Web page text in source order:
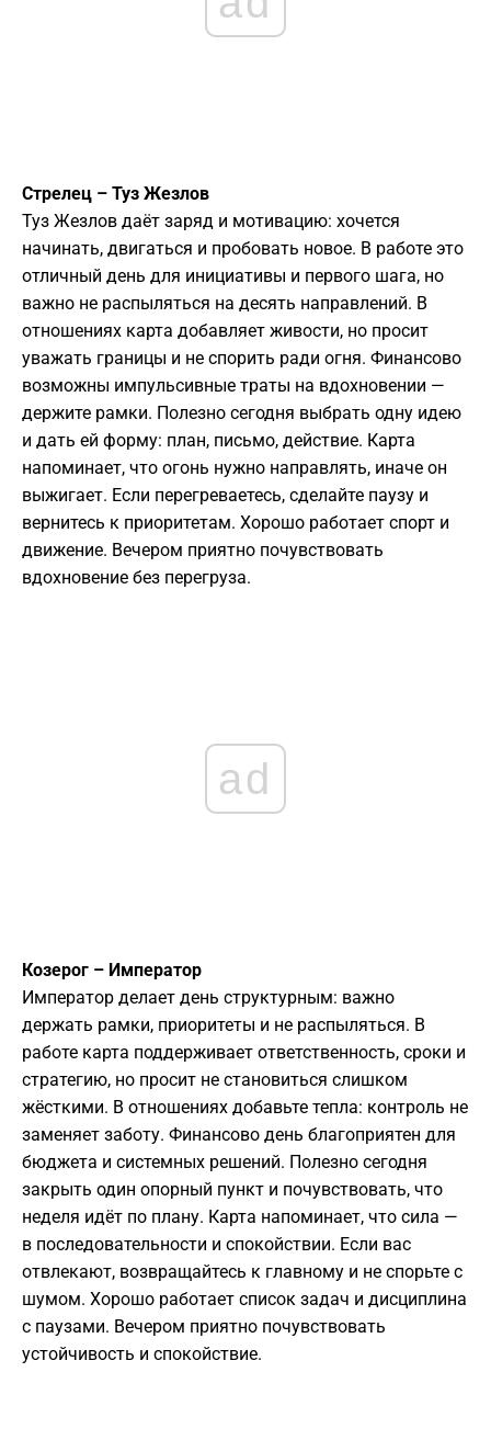
Стрелец – Туз Жезлов
Туз Жезлов даёт заряд и мотивацию: хочется
начинать, двигаться и пробовать новое. В работе это
отличный день для инициативы и первого шага, но
важно не распыляться на десять направлений. В
отношениях карта добавляет живости, но просит
уважать границы и не спорить ради огня. Финансово
возможны импульсивные траты на вдохновении —
держите рамки. Полезно сегодня выбрать одну идею
и дать ей форму: план, письмо, действие. Карта
напоминает, что огонь нужно направлять, иначе он
выжигает. Если перегреваетесь, сделайте паузу и
вернитесь к приоритетам. Хорошо работает спорт и
движение. Вечером приятно почувствовать
вдохновение без перегруза.
ad
Козерог – Император
Император делает день структурным: важно
держать рамки, приоритеты и не распыляться. В
работе карта поддерживает ответственность, сроки и
стратегию, но просит не становиться слишком
жёсткими. В отношениях добавьте тепла: контроль не
заменяет заботу. Финансово день благоприятен для
бюджета и системных решений. Полезно сегодня
закрыть один опорный пункт и почувствовать, что
неделя идёт по плану. Карта напоминает, что сила —
в последовательности и спокойствии. Если вас
отвлекают, возвращайтесь к главному и не спорьте с
шумом. Хорошо работает список задач и дисциплина
с паузами. Вечером приятно почувствовать
устойчивость и спокойствие.